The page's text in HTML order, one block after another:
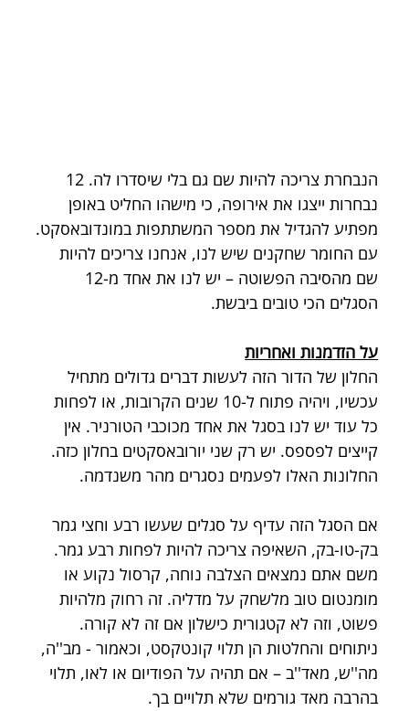
נבחרות ייצגו את אירופה, כי מישהו החליט באופן
מפתיע להגדיל את מספר המשתתפות במונדובאסקט.
עם החומר שחקנים שיש לנו, אנחנו צריכים להיות
הסגלים הכי טובים ביבשת.
על הזדמנות ואחריות
החלון של הדור הזה לעשות דברים גדולים מתחיל
עכשיו, ויהיה פתוח ל-10 שנים הקרובות, או לפחות
כל עוד יש לנו בסגל את אחד מכוכבי הטורניר. אין
קייצים לפספס. יש רק שני יורובאסקטים בחלון כזה.
החלונות האלו לפעמים נסגרים מהר משנדמה.
אם הסגל הזה עדיף על סגלים שעשו רבע וחצי גמר
בק-טו-בק, השאיפה צריכה להיות לפחות רבע גמר.
משם אתם נמצאים הצלבה נוחה, קרסול נקוע או
מומנטום טוב מלשחק על מדליה. זה רחוק מלהיות
פשוט, וזה לא קטגורית כישלון אם זה לא קורה.
ניתוחים והחלטות הן תלוי קונטקסט, וכאמור - מב''ה,
מה''ש, מאד''ב – אם תהיה על הפודיום או לאו, תלוי
בהרבה מאד גורמים שלא תלויים בך.